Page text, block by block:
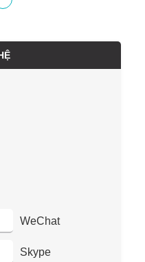
WeChat
Skype